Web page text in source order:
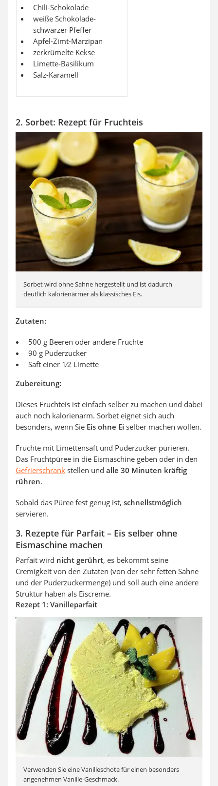
Chili-Schokolade
weiße Schokolade-
schwarzer Pfeffer
Apfel-Zimt-Marzipan
zerkrümelte Kekse
Limette-Basilikum
Salz-Karamell
2. Sorbet: Rezept für Fruchteis
Sorbet wird ohne Sahne hergestellt und ist dadurch
deutlich kalorienärmer als klassisches Eis.
Zutaten:
500 g Beeren oder andere Früchte
90 g Puderzucker
Saft einer 1⁄2 Limette
Zubereitung:
Dieses Fruchteis ist einfach selber zu machen und dabei
auch noch kalorienarm. Sorbet eignet sich auch
besonders, wenn Sie Eis ohne Ei selber machen wollen.
Früchte mit Limettensaft und Puderzucker pürieren.
Das Fruchtpüree in die Eismaschine geben oder in den
Gefrierschrank stellen und alle 30 Minuten kräftig
rühren.
Sobald das Püree fest genug ist, schnellstmöglich
servieren.
3. Rezepte für Parfait – Eis selber ohne
Eismaschine machen
Parfait wird nicht gerührt, es bekommt seine
Cremigkeit von den Zutaten (von der sehr fetten Sahne
und der Puderzuckermenge) und soll auch eine andere
Struktur haben als Eiscreme.
Rezept 1: Vanilleparfait
Verwenden Sie eine Vanilleschote für einen besonders
angenehmen Vanille-Geschmack.